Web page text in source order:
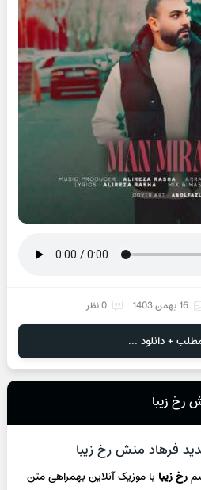
16 بهمن 1403 0 نظر
+ دانلود ...
رخ زیبا
فرهاد منش رخ زیبا
رخ زیبا با موزیک آنلاینبهمراهی متن